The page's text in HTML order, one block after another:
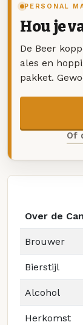
PERSONAL
Hou je
De Beer
ales en
pakket.
Of
Over de
Brouwer
Bierstijl
Alcohol
Herkomst